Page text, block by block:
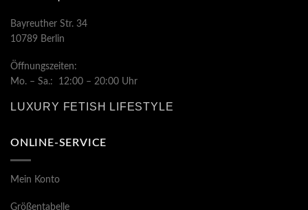
Bayreuther Str. 34
10789 Berlin
Öffnungszeiten:
Mo. – Sa.: 12:00 – 20:00 Uhr
LUXURY FETISH LIFESTYLE
ONLINE-SERVICE
Mein Konto
Größentabelle